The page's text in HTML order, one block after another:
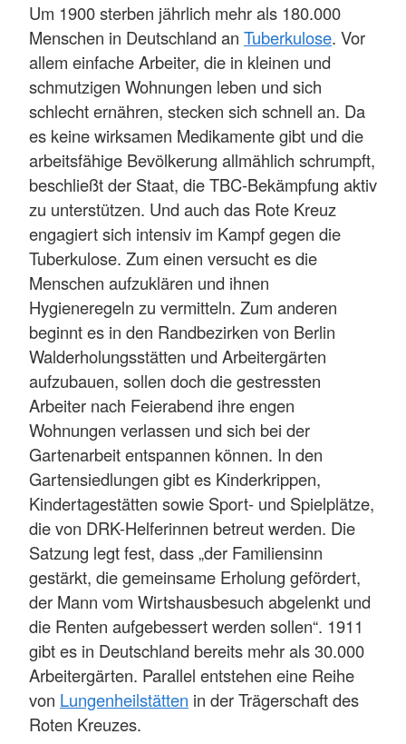
Um 1900 sterben jährlich mehr als 180.000
Menschen in Deutschland an Tuberkulose. Vor
allem einfache Arbeiter, die in kleinen und
schmutzigen Wohnungen leben und sich
schlecht ernähren, stecken sich schnell an. Da
es keine wirksamen Medikamente gibt und die
arbeitsfähige Bevölkerung allmählich schrumpft,
beschließt der Staat, die TBC-Bekämpfung aktiv
zu unterstützen. Und auch das Rote Kreuz
engagiert sich intensiv im Kampf gegen die
Tuberkulose. Zum einen versucht es die
Menschen aufzuklären und ihnen
Hygieneregeln zu vermitteln. Zum anderen
beginnt es in den Randbezirken von Berlin
Walderholungsstätten und Arbeitergärten
aufzubauen, sollen doch die gestressten
Arbeiter nach Feierabend ihre engen
Wohnungen verlassen und sich bei der
Gartenarbeit entspannen können. In den
Gartensiedlungen gibt es Kinderkrippen,
Kindertagestätten sowie Sport- und Spielplätze,
die von DRK-Helferinnen betreut werden. Die
Satzung legt fest, dass „der Familiensinn
gestärkt, die gemeinsame Erholung gefördert,
der Mann vom Wirtshausbesuch abgelenkt und
die Renten aufgebessert werden sollen“. 1911
gibt es in Deutschland bereits mehr als 30.000
Arbeitergärten. Parallel entstehen eine Reihe
von Lungenheilstätten in der Trägerschaft des
Roten Kreuzes.